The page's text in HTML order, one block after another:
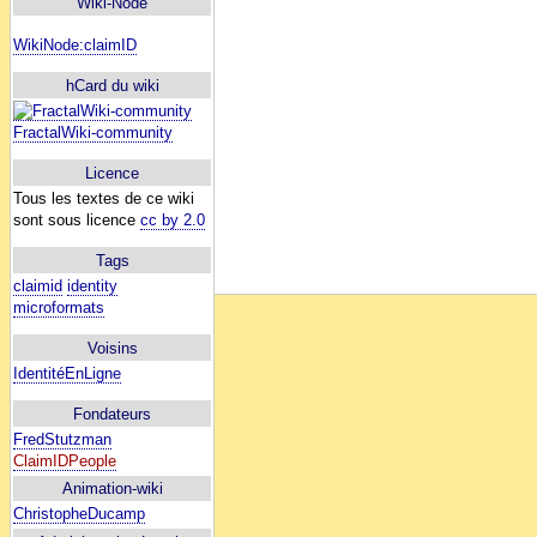
WikiNode:claimID
hCard du wiki
FractalWiki-community
Licence
Tous les textes de ce wiki
sont sous licence cc by 2.0
Tags
claimid identity
microformats
Voisins
IdentitéEnLigne
Fondateurs
FredStutzman
ClaimIDPeople
Animation-wiki
ChristopheDucamp